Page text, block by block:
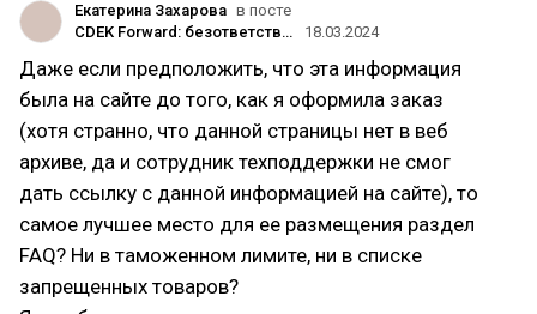
Екатерина Захарова в посте
CDEK Forward: безответственность и высасывание денег с клиентов
18.03.2024
Даже если предположить, что эта информация
была на сайте до того, как я оформила заказ
(хотя странно, что данной страницы нет в веб
архиве, да и сотрудник техподдержки не смог
дать ссылку с данной информацией на сайте), то
самое лучшее место для ее размещения раздел
FAQ? Ни в таможенном лимите, ни в списке
запрещенных товаров?